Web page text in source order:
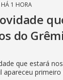
HÁ 1 HORA
do
que estará
apareceu